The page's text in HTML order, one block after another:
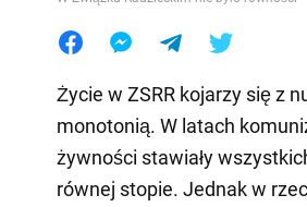
Życie w ZSRR kojarzy się z
monotonią. W latach
żywności stawiały
równej stopie. Jednak w